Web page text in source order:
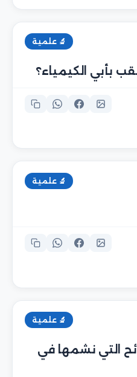
🔬 علمية
بأبي الكيمياء؟
🔬 علمية
🔬 علمية
التي نشمها في